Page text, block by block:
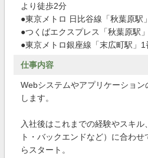
より徒歩2分
●東京メトロ 日比谷線「秋葉原駅
●つくばエクスプレス「秋葉原駅
●東京メトロ銀座線「末広町駅」
仕事内容
Webシステムやアプリケーショ
します。
入社後はこれまでの経験やスキ
ト・バックエンドなど）に合わ
らスタート。